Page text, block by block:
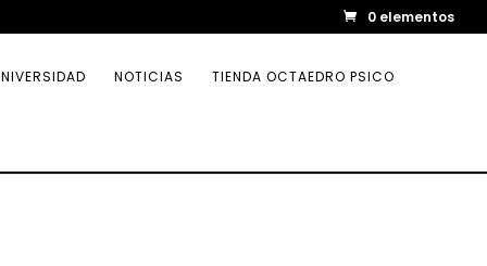
0 elementos
NOTICIAS TIENDA OCTAEDRO PSICO